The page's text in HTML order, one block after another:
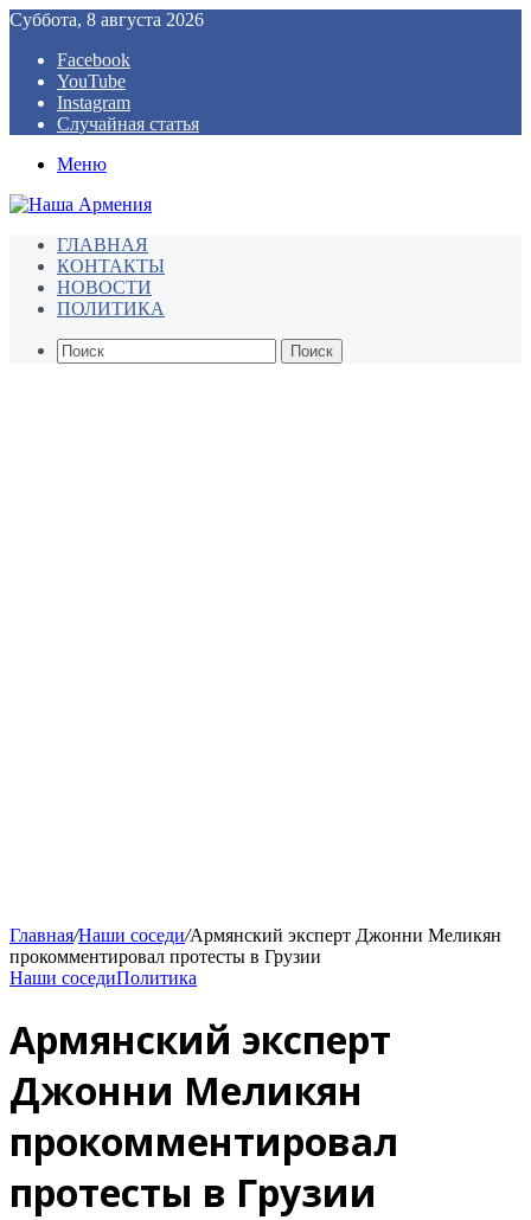
Суббота, 8 августа 2026
Facebook
YouTube
Instagram
Случайная статья
Меню
ГЛАВНАЯ
КОНТАКТЫ
НОВОСТИ
ПОЛИТИКА
Поиск
Главная/Наши соседи/Армянский эксперт Джонни Меликян
прокомментировал протесты в Грузии
Наши соседиПолитика
Армянский эксперт
Джонни Меликян
прокомментировал
протесты в Грузии